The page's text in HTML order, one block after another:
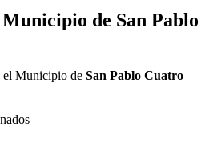
Municipio de San Pablo
el Municipio de San Pablo Cuatro